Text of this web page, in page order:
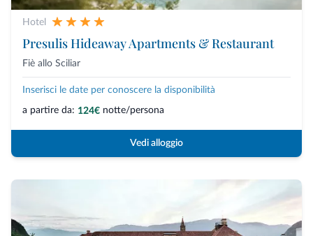
Hotel
Presulis Hideaway Apartments & Restaurant
Fiè allo Sciliar
Inserisci le date per conoscere la disponibilità
a partire da: 124€ notte/persona
Vedi alloggio